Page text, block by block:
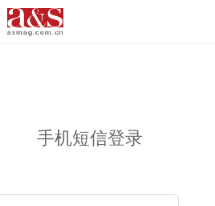
手机短信登录